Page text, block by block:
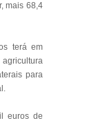
mais 68,4
terá em
para
euros de